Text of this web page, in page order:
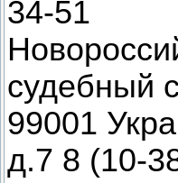
34-51
судебный
99001
д.7 8 (10-